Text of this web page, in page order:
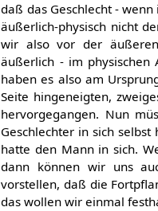
daß das Geschlecht -
äußerlich-physisch nicht
wir also vor der
äußerlich - im physischen
haben es also am
Seite hingeneigten,
hervorgegangen. Nun
Geschlechter in sich
hatte den Mann in sich.
dann können wir uns
vorstellen, daß die
das wollen wir einmal